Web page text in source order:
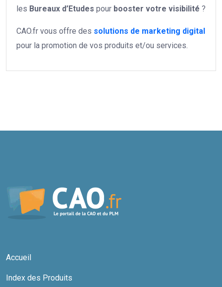
les Bureaux d’Etudes pour booster votre visibilité ?
CAO.fr vous offre des solutions de marketing digital
pour la promotion de vos produits et/ou services.
Accueil
Index des Produits